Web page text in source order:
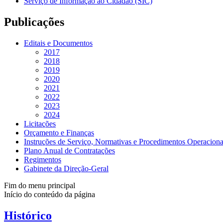
Publicações
Editais e Documentos
2017
2018
2019
2020
2021
2022
2023
2024
Licitações
Orçamento e Finanças
Instruções de Serviço, Normativas e Procedimentos
Plano Anual de Contratações
Regimentos
Gabinete da Direção-Geral
Fim do menu principal
Início do conteúdo da página
Histórico